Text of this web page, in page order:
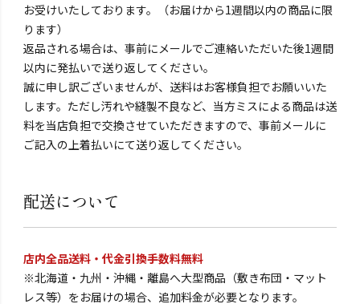
お受けいたしております。（お届けから1週間以内の商品に限
ります）
返品される場合は、事前にメールでご連絡いただいた後1週間
以内に発払いで送り返してください。
誠に申し訳ございませんが、送料はお客様負担でお願いいた
します。ただし汚れや縫製不良など、当方ミスによる商品は送
料を当店負担で交換させていただきますので、事前メールに
ご記入の上着払いにて送り返してください。
配送について
店内全品送料・代金引換手数料無料
※北海道・九州・沖縄・離島へ大型商品（敷き布団・マット
レス等）をお届けの場合、追加料金が必要となります。